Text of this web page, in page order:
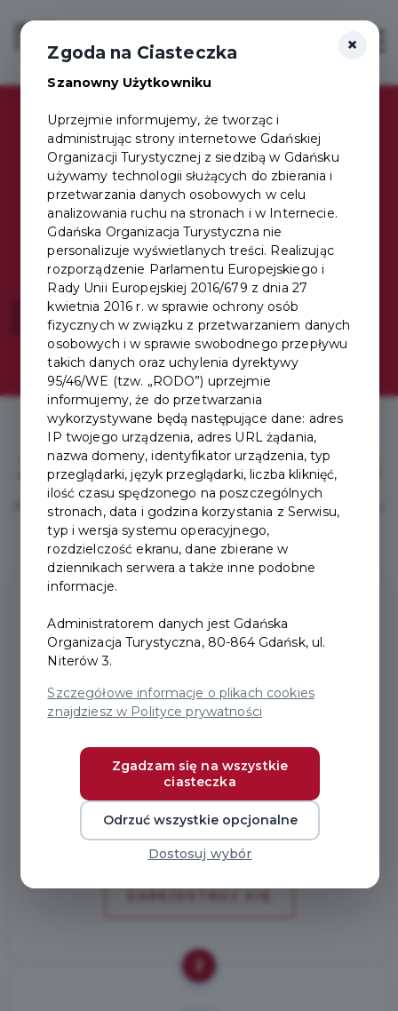
Login/Rejestracja
Jedna Karta,
setki korzyści
Wybierz swój pakiet!
Zakup Karty prosty jak1, 2, 3
Aby w pełni korzystać z Karty Turysty, wykonaj trzy
proste kroki.
1
Załóż konto
Zarejestruj się online w minutę.
Podróżujesz z rodziną? Dodaj bliskich do swojego
konta — każdy otrzyma własny dostęp do zniżek.
×
Zgoda na Ciasteczka
Szanowny Użytkowniku
Uprzejmie informujemy, że tworząc i
administrując strony internetowe Gdańskiej
Organizacji Turystycznej z siedzibą w Gdańsku
używamy technologii służących do zbierania i
przetwarzania danych osobowych w celu
analizowania ruchu na stronach i w Internecie.
Gdańska Organizacja Turystyczna nie
personalizuje wyświetlanych treści. Realizując
rozporządzenie Parlamentu Europejskiego i
Rady Unii Europejskiej 2016/679 z dnia 27
kwietnia 2016 r. w sprawie ochrony osób
fizycznych w związku z przetwarzaniem danych
osobowych i w sprawie swobodnego przepływu
takich danych oraz uchylenia dyrektywy
95/46/WE (tzw. „RODO”) uprzejmie
informujemy, że do przetwarzania
wykorzystywane będą następujące dane: adres
IP twojego urządzenia, adres URL żądania,
nazwa domeny, identyfikator urządzenia, typ
przeglądarki, język przeglądarki, liczba kliknięć,
ilość czasu spędzonego na poszczególnych
stronach, data i godzina korzystania z Serwisu,
typ i wersja systemu operacyjnego,
rozdzielczość ekranu, dane zbierane w
dziennikach serwera a także inne podobne
informacje.
Administratorem danych jest Gdańska
Organizacja Turystyczna, 80-864 Gdańsk, ul.
Niterów 3.
Szczegółowe informacje o plikach cookies
znajdziesz w Polityce prywatności
Zgadzam się na wszystkie
ciasteczka
Odrzuć wszystkie opcjonalne
Dostosuj wybór